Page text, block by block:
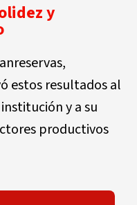
y
estos resultados al
y a su
productivos